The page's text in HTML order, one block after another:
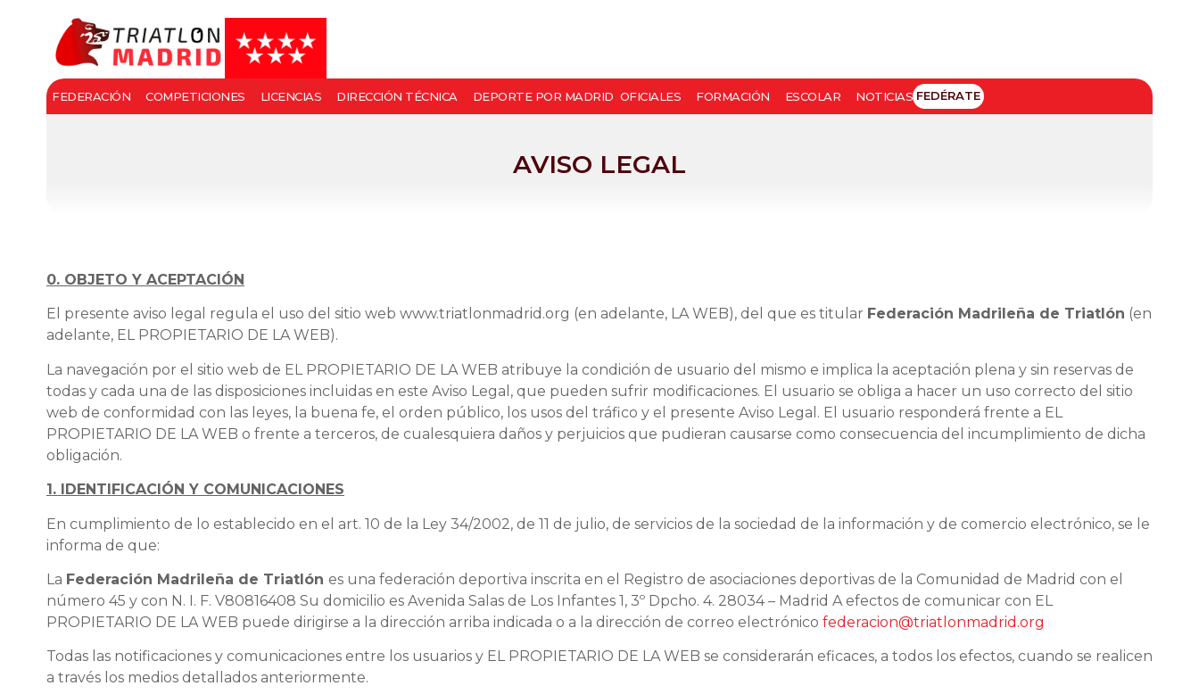
FEDERACIÓN COMPETICIONES LICENCIAS DIRECCIÓN TÉCNICA DEPORTE POR MADRID OFICIALES FORMACIÓN ESCOLAR NOTICIAS FEDÉRATE
AVISO LEGAL
0. OBJETO Y ACEPTACIÓN
El presente aviso legal regula el uso del sitio web www.triatlonmadrid.org (en adelante, LA WEB), del que es titular Federación Madrileña de Triatlón (en
adelante, EL PROPIETARIO DE LA WEB).
La navegación por el sitio web de EL PROPIETARIO DE LA WEB atribuye la condición de usuario del mismo e implica la aceptación plena y sin reservas de
todas y cada una de las disposiciones incluidas en este Aviso Legal, que pueden sufrir modificaciones. El usuario se obliga a hacer un uso correcto del sitio
web de conformidad con las leyes, la buena fe, el orden público, los usos del tráfico y el presente Aviso Legal. El usuario responderá frente a EL
PROPIETARIO DE LA WEB o frente a terceros, de cualesquiera daños y perjuicios que pudieran causarse como consecuencia del incumplimiento de dicha
obligación.
1. IDENTIFICACIÓN Y COMUNICACIONES
En cumplimiento de lo establecido en el art. 10 de la Ley 34/2002, de 11 de julio, de servicios de la sociedad de la información y de comercio electrónico, se le
informa de que:
La Federación Madrileña de Triatlón es una federación deportiva inscrita en el Registro de asociaciones deportivas de la Comunidad de Madrid con el
número 45 y con N. I. F. V80816408 Su domicilio es Avenida Salas de Los Infantes 1, 3º Dpcho. 4. 28034 – Madrid A efectos de comunicar con EL
PROPIETARIO DE LA WEB puede dirigirse a la dirección arriba indicada o a la dirección de correo electrónico federacion@triatlonmadrid.org
Todas las notificaciones y comunicaciones entre los usuarios y EL PROPIETARIO DE LA WEB se considerarán eficaces, a todos los efectos, cuando se realicen
a través los medios detallados anteriormente.